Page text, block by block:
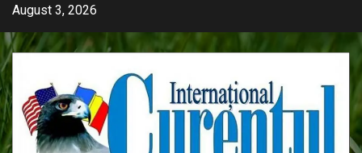
Skip
content
August 3, 2026